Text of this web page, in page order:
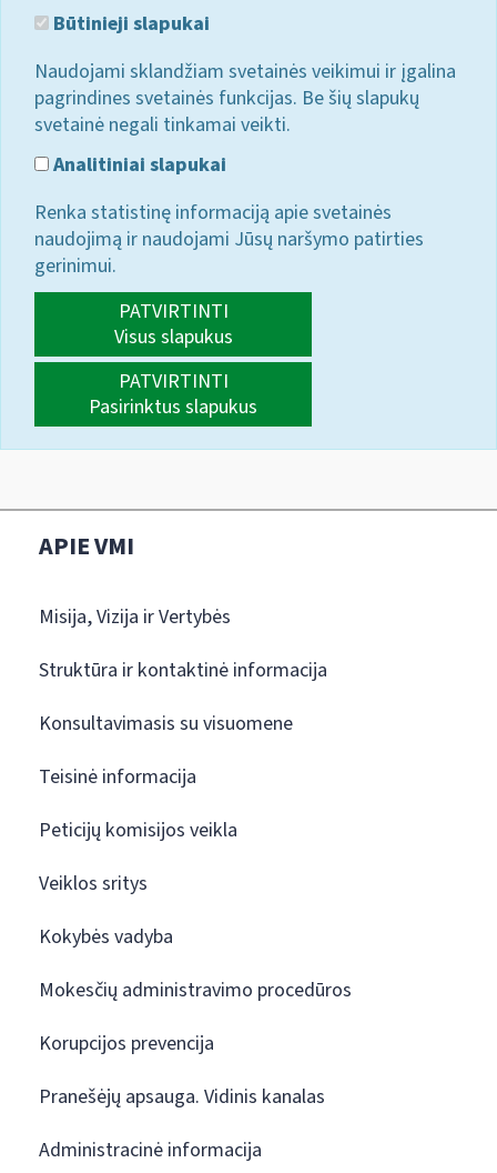
Būtinieji slapukai
Naudojami sklandžiam svetainės veikimui ir įgalina
pagrindines svetainės funkcijas. Be šių slapukų
svetainė negali tinkamai veikti.
Analitiniai slapukai
Renka statistinę informaciją apie svetainės
naudojimą ir naudojami Jūsų naršymo patirties
gerinimui.
PATVIRTINTI
Visus slapukus
PATVIRTINTI
Pasirinktus slapukus
APIE VMI
Misija, Vizija ir Vertybės
Struktūra ir kontaktinė informacija
Konsultavimasis su visuomene
Teisinė informacija
Peticijų komisijos veikla
Veiklos sritys
Kokybės vadyba
Mokesčių administravimo procedūros
Korupcijos prevencija
Pranešėjų apsauga. Vidinis kanalas
Administracinė informacija